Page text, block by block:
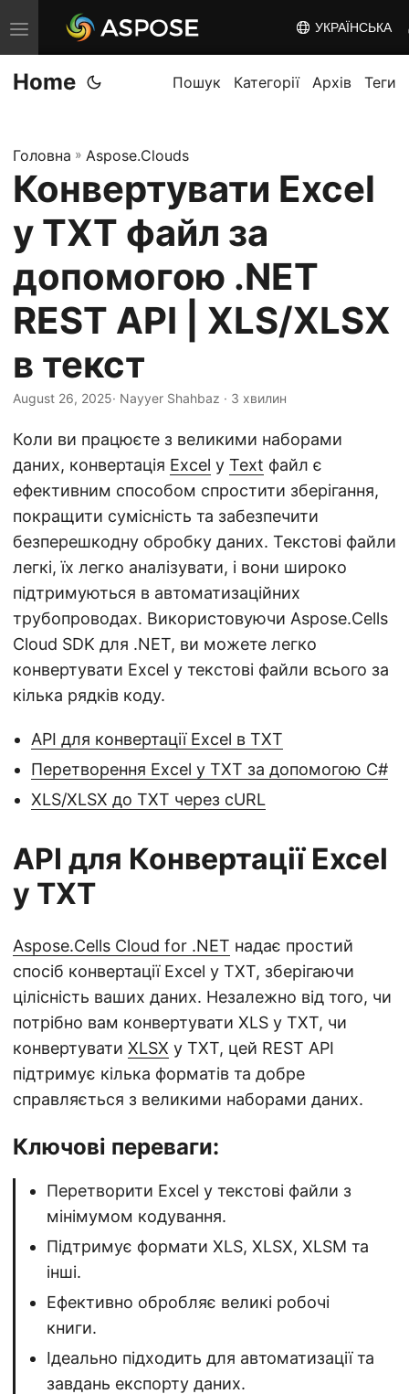
T
o
g
e
n
v
g
a
t
i
УКРАЇНСЬКА
Home Пошук Категорії Архів Теги
Головна » Aspose.Clouds
Конвертувати Excel
у TXT файл за
допомогою .NET
REST API | XLS/XLSX
в текст
August 26, 2025· Nayyer Shahbaz · 3 хвилин
Коли ви працюєте з великими наборами
даних, конвертація Excel у Text файл є
ефективним способом спростити зберігання,
покращити сумісність та забезпечити
безперешкодну обробку даних. Текстові файли
легкі, їх легко аналізувати, і вони широко
підтримуються в автоматизаційних
трубопроводах. Використовуючи Aspose.Cells
Cloud SDK для .NET, ви можете легко
конвертувати Excel у текстові файли всього за
кілька рядків коду.
API для конвертації Excel в TXT
Перетворення Excel у TXT за допомогою C#
XLS/XLSX до TXT через cURL
API для Конвертації Excel
у TXT
Aspose.Cells Cloud for .NET надає простий
спосіб конвертації Excel у TXT, зберігаючи
цілісність ваших даних. Незалежно від того, чи
потрібно вам конвертувати XLS у TXT, чи
конвертувати XLSX у TXT, цей REST API
підтримує кілька форматів та добре
справляється з великими наборами даних.
Ключові переваги:
Перетворити Excel у текстові файли з
мінімумом кодування.
Підтримує формати XLS, XLSX, XLSM та
інші.
Ефективно обробляє великі робочі
книги.
Ідеально підходить для автоматизації та
завдань експорту даних.